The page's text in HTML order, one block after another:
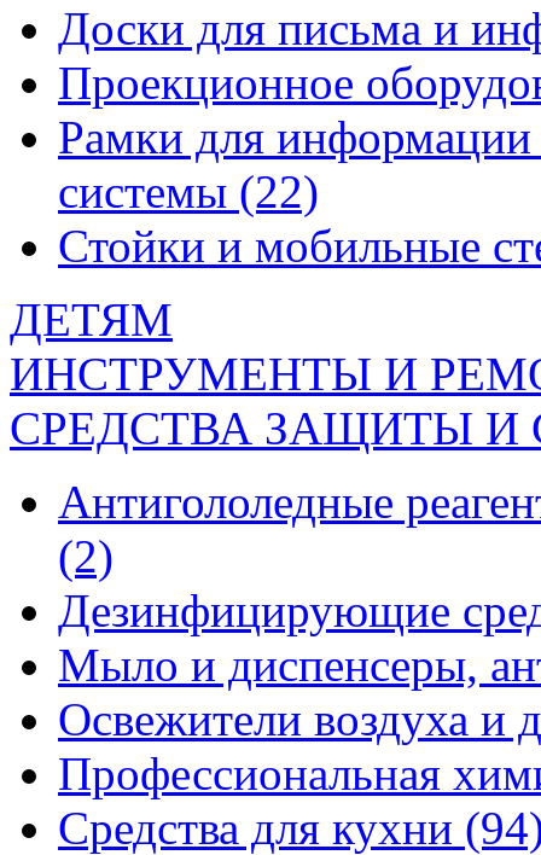
Доски для письма и
Проекционное
Рамки для
системы (22)
Стойки и мобильные
ДЕТЯМ
ИНСТРУМЕНТЫ И
СРЕДСТВА ЗАЩИТЫ
Антигололедные
(2)
Дезинфицирующие
Мыло и диспенсеры,
Освежители воздуха и
Профессиональная
Средства для кухни